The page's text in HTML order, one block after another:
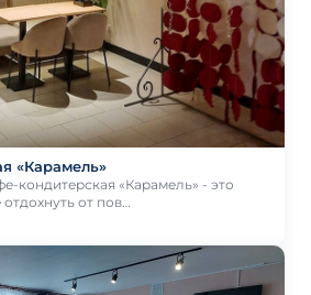
«Карамель»
кондитерская «Карамель» - это
от пов…